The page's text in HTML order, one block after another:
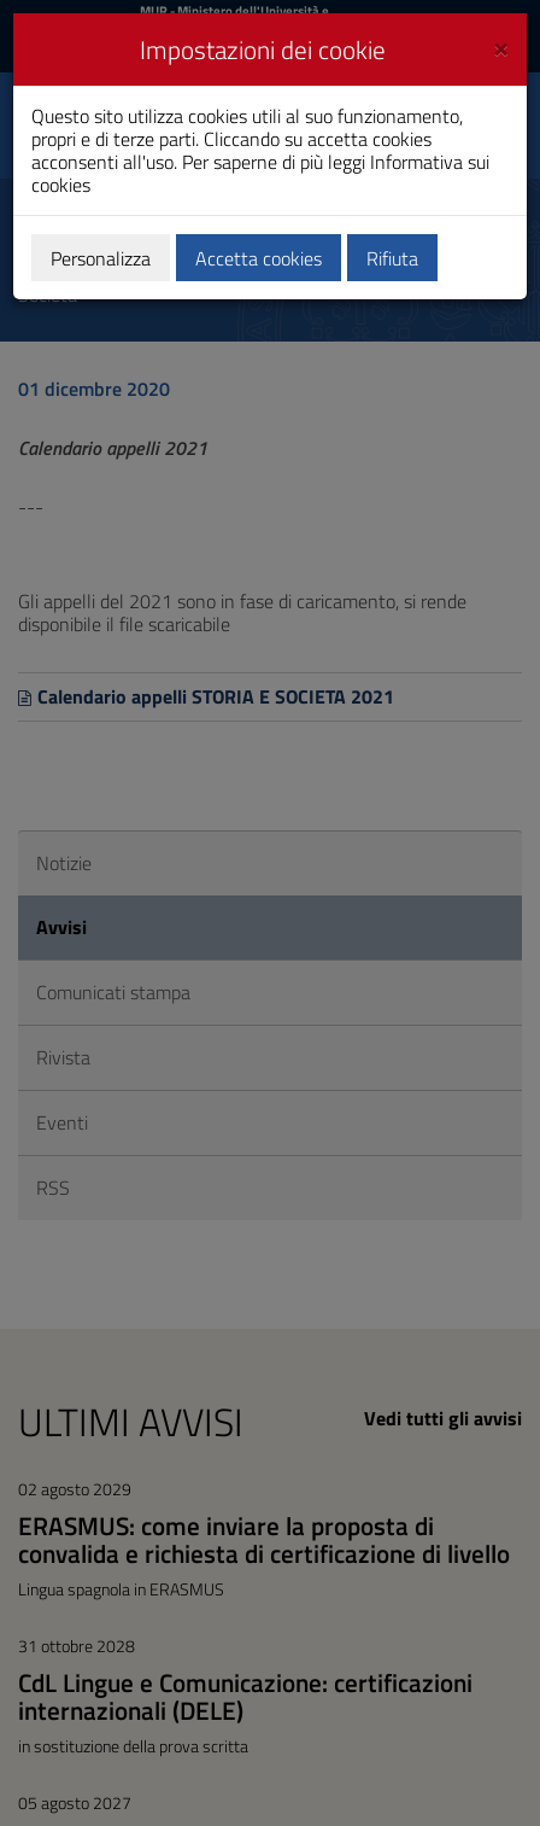
Vai
al
navigazione
sito
al
MIUR
Accedi
MUR- Ministero dell'Università e
Accedi UniCA News
Toggle
navigation
Università degli
Studi di Cagliari
Calendario appelli 2021
Autore dell'avviso: [20/44] Laurea Magistrale in Storia e
Società
01 dicembre 2020
Calendario appelli 2021
---
Gli appelli del 2021 sono in fase di caricamento, si rende
disponibile il file scaricabile
Calendario appelli STORIA E SOCIETA 2021
Notizie
Avvisi
Comunicati stampa
Rivista
Eventi
RSS
ULTIMI AVVISI Vedi tutti gli avvisi
02 agosto 2029
ERASMUS: come inviare la proposta di
convalida e richiesta di certificazione di livello
Lingua spagnola in ERASMUS
31 ottobre 2028
CdL Lingue e Comunicazione: certificazioni
internazionali (DELE)
in sostituzione della prova scritta
05 agosto 2027
×
Impostazioni dei cookie
Questo sito utilizza cookies utili al suo funzionamento,
propri e di terze parti. Cliccando su accetta cookies
acconsenti all'uso. Per saperne di più leggi Informativa sui
cookies
Personalizza Accetta cookies Rifiuta